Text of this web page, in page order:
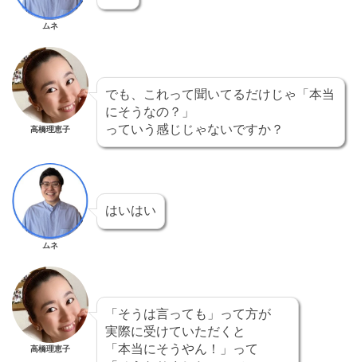
ムネ
高橋理恵子
でも、これって聞いてるだけじゃ「本当
にそうなの？」
っていう感じじゃないですか？
ムネ
はいはい
高橋理恵子
「そうは言っても」って方が
実際に受けていただくと
「本当にそうやん！」って